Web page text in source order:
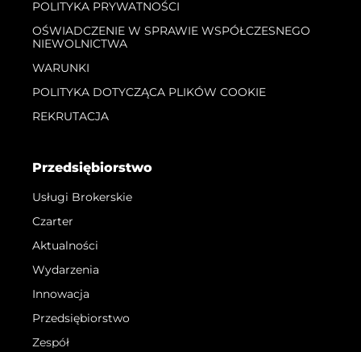
POLITYKA PRYWATNOŚCI
OŚWIADCZENIE W SPRAWIE WSPÓŁCZESNEGO
NIEWOLNICTWA
WARUNKI
POLITYKA DOTYCZĄCA PLIKÓW COOKIE
REKRUTACJA
Przedsiębiorstwo
Usługi Brokerskie
Czarter
Aktualności
Wydarzenia
Innowacja
Przedsiębiorstwo
Zespół